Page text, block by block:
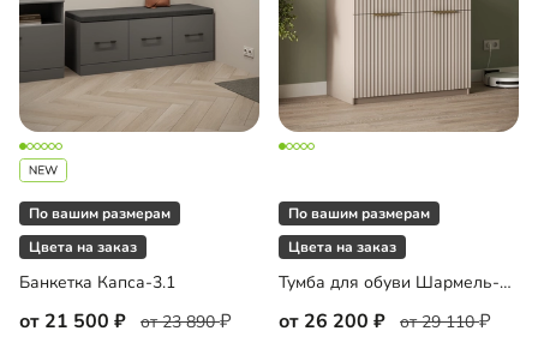
для обуви
до
По вашим размерам
Цвета на заказ
Банкетка Капса-3.1
от 21 500 от 23 890
По вашим размерам
Цвета на заказ
Тумба для обуви Шармель-2 Лайф
от 26 200 от 29 110